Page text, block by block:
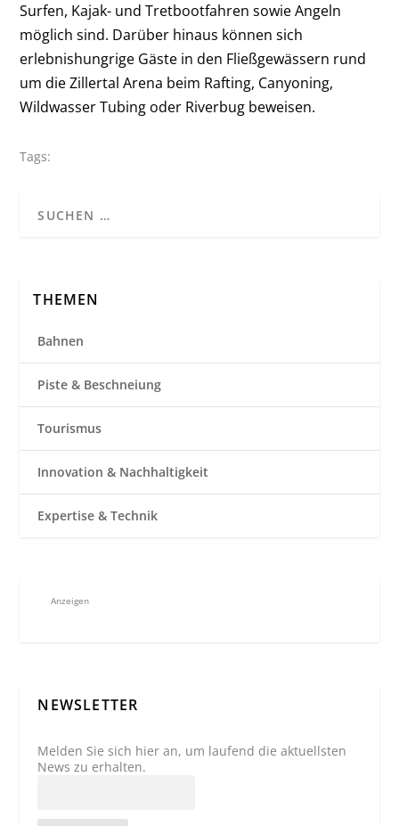
Surfen, Kajak- und Tretbootfahren sowie Angeln
möglich sind. Darüber hinaus können sich
erlebnishungrige Gäste in den Fließgewässern rund
um die Zillertal Arena beim Rafting, Canyoning,
Wildwasser Tubing oder Riverbug beweisen.
Tags:
THEMEN
Bahnen
Piste & Beschneiung
Tourismus
Innovation & Nachhaltigkeit
Expertise & Technik
Anzeigen
NEWSLETTER
Melden Sie sich hier an, um laufend die aktuellsten
News zu erhalten.